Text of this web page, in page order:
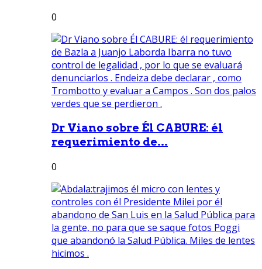
0
Dr Viano sobre Él CABURE: él
requerimiento de...
0